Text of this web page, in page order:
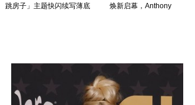
跳房子」主题快闪续写薄底
焕新启幕，Anthony